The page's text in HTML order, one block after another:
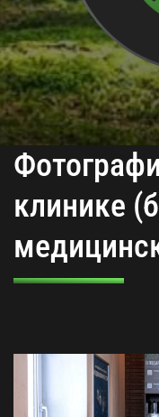
клинике